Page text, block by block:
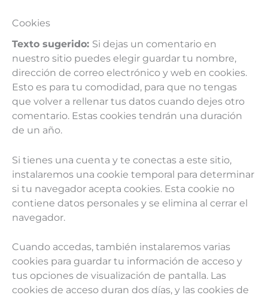
Cookies
Texto sugerido: Si dejas un comentario en
nuestro sitio puedes elegir guardar tu nombre,
dirección de correo electrónico y web en cookies.
Esto es para tu comodidad, para que no tengas
que volver a rellenar tus datos cuando dejes otro
comentario. Estas cookies tendrán una duración
de un año.
Si tienes una cuenta y te conectas a este sitio,
instalaremos una cookie temporal para determinar
si tu navegador acepta cookies. Esta cookie no
contiene datos personales y se elimina al cerrar el
navegador.
Cuando accedas, también instalaremos varias
cookies para guardar tu información de acceso y
tus opciones de visualización de pantalla. Las
cookies de acceso duran dos días, y las cookies de